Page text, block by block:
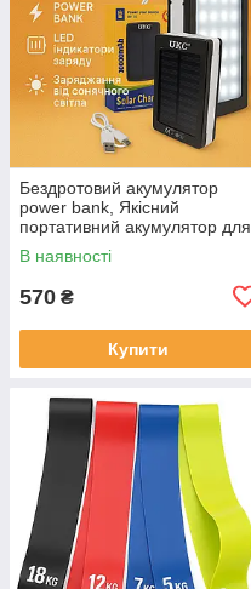
Бездротовий акумулятор
power bank, Якісний
портативний акумулятор для
телефону, Powerbank для
дому VG-33
В наявності
570 ₴
Купити